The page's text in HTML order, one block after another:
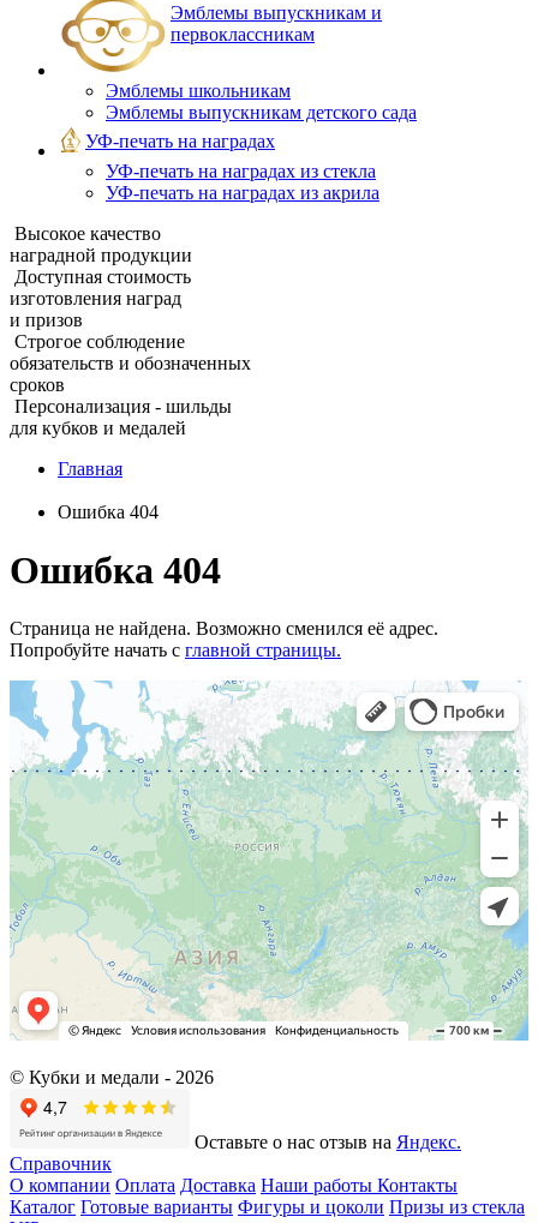
Эмблемы выпускникам и
первоклассникам
Эмблемы школьникам
Эмблемы выпускникам детского сада
УФ-печать на наградах
УФ‑печать на наградах из стекла
УФ-печать на наградах из акрила
Высокое качество
наградной продукции
Доступная стоимость
изготовления наград
и призов
Строгое соблюдение
обязательств и обозначенных
сроков
Персонализация - шильды
для кубков и медалей
Главная
Ошибка 404
Ошибка 404
Страница не найдена. Возможно сменился её адрес.
Попробуйте начать с главной страницы.
© Кубки и медали - 2026
Оставьте о нас отзыв на Яндекс.
Справочник
О компании Оплата Доставка Наши работы Контакты
Каталог Готовые варианты Фигуры и цоколи Призы из стекла